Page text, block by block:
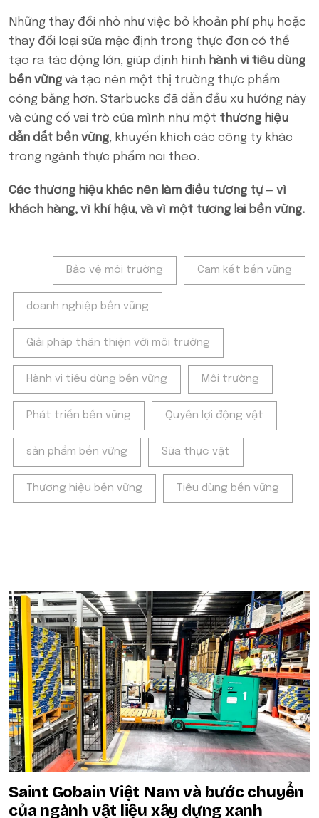
Những thay đổi nhỏ như việc bỏ khoản phí phụ hoặc
thay đổi loại sữa mặc định trong thực đơn có thể
tạo ra tác động lớn, giúp định hình hành vi tiêu dùng
bền vững và tạo nên một thị trường thực phẩm
công bằng hơn. Starbucks đã dẫn đầu xu hướng này
và củng cố vai trò của mình như một thương hiệu
dẫn dắt bền vững, khuyến khích các công ty khác
trong ngành thực phẩm noi theo.
Các thương hiệu khác nên làm điều tương tự — vì
khách hàng, vì khí hậu, và vì một tương lai bền vững.
Bảo vệ môi trường Cam kết bền vững
doanh nghiệp bền vững
Giải pháp thân thiện với môi trường
Hành vi tiêu dùng bền vững Môi trường
Phát triển bền vững Quyền lợi động vật
sản phẩm bền vững Sữa thực vật
Thương hiệu bền vững Tiêu dùng bền vững
Saint Gobain Việt Nam và bước chuyển
của ngành vật liệu xây dựng xanh